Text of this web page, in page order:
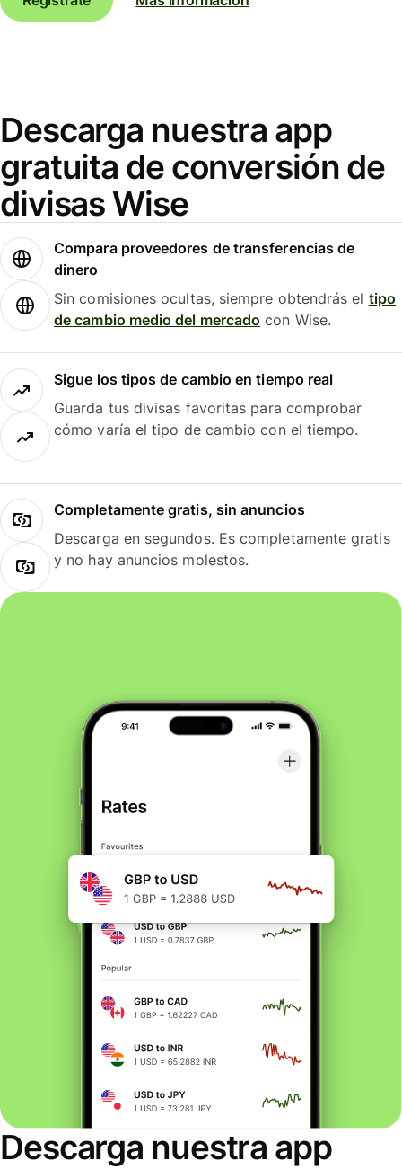
Descarga nuestra app
gratuita de conversión de
divisas Wise
Compara proveedores de transferencias de
dinero
Sin comisiones ocultas, siempre obtendrás el tipo
de cambio medio del mercado con Wise.
Sigue los tipos de cambio en tiempo real
Guarda tus divisas favoritas para comprobar
cómo varía el tipo de cambio con el tiempo.
Completamente gratis, sin anuncios
Descarga en segundos. Es completamente gratis
y no hay anuncios molestos.
Descarga nuestra app